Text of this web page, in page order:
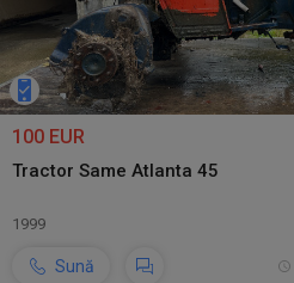
100 EUR
Tractor Same Atlanta 45
1999
Sună